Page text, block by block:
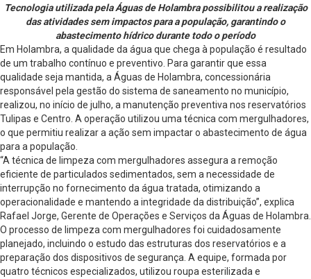
Tecnologia utilizada pela Águas de Holambra possibilitou a realização
das atividades sem impactos para a população, garantindo o
abastecimento hídrico durante todo o período
Em Holambra, a qualidade da água que chega à população é resultado
de um trabalho contínuo e preventivo. Para garantir que essa
qualidade seja mantida, a Águas de Holambra, concessionária
responsável pela gestão do sistema de saneamento no município,
realizou, no início de julho, a manutenção preventiva nos reservatórios
Tulipas e Centro. A operação utilizou uma técnica com mergulhadores,
o que permitiu realizar a ação sem impactar o abastecimento de água
para a população.
“A técnica de limpeza com mergulhadores assegura a remoção
eficiente de particulados sedimentados, sem a necessidade de
interrupção no fornecimento da água tratada, otimizando a
operacionalidade e mantendo a integridade da distribuição”, explica
Rafael Jorge, Gerente de Operações e Serviços da Águas de Holambra.
O processo de limpeza com mergulhadores foi cuidadosamente
planejado, incluindo o estudo das estruturas dos reservatórios e a
preparação dos dispositivos de segurança. A equipe, formada por
quatro técnicos especializados, utilizou roupa esterilizada e